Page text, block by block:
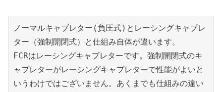
ノーマルキャブレター(負圧式)とレーシングキャブレ
ター（強制開閉式）と仕組み自体が違います。
FCRはレーシングキャブレターです。強制開閉式のキ
ャブレターがレーシングキャブレターで性能がよいと
いうわけではございません。あくまでも仕組みの違い